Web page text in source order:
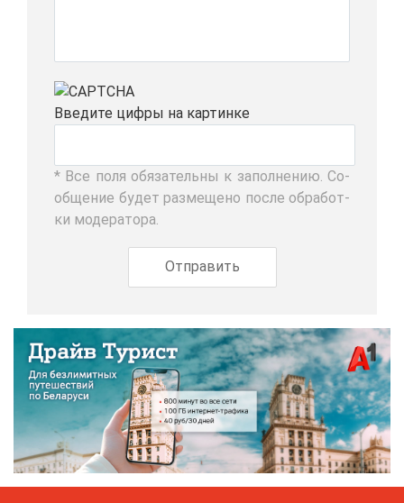
Вве­ди­те циф­ры на кар­тин­ке
* Все по­ля обя­за­тель­ны к за­пол­не­нию. Со­
об­ще­ние бу­дет раз­ме­ще­но по­сле об­ра­бот­
ки мо­де­ра­то­ра.